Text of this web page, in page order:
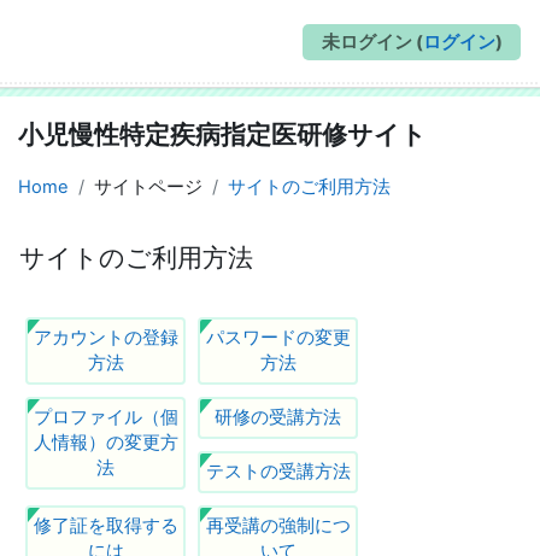
未ログイン (ログイン)
小児慢性特定疾病指定医研修サイト
Home サイトページ サイトのご利用方法
サイトのご利用方法
アカウントの登録
方法
パスワードの変更
方法
プロファイル（個
人情報）の変更方
法
研修の受講方法
テストの受講方法
修了証を取得する
には
再受講の強制につ
いて